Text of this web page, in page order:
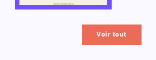
Voir tout